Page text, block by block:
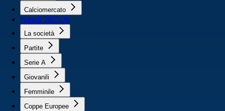
Calciomercato
Napoli 2025/26
La società
Partite
Serie A
Giovanili
Femminile
Coppe Europee